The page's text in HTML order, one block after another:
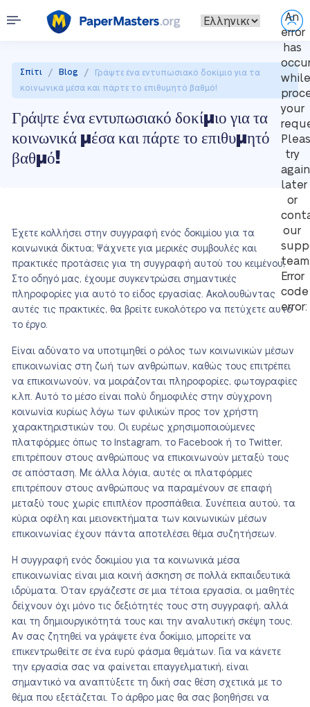
An
error
has
while
your
try
again
later
or
our
Error
code
error:
Σπίτι / Blog /
Γράψτε ένα εντυπωσιακό δοκίμιο για τα
κοινωνικά μέσα και πάρτε το επιθυμητό βαθμό!
Γράψτε ένα εντυπωσιακό δοκίμιο για τα
κοινωνικά μέσα και πάρτε το επιθυμητό
βαθμό!
Έχετε κολλήσει στην συγγραφή ενός δοκιμίου για τα
κοινωνικά δίκτυα; Ψάχνετε για μερικές συμβουλές και
πρακτικές προτάσεις για τη συγγραφή αυτού του κειμένου;
Στο οδηγό μας, έχουμε συγκεντρώσει σημαντικές
πληροφορίες για αυτό το είδος εργασίας. Ακολουθώντας
αυτές τις πρακτικές, θα βρείτε ευκολότερο να πετύχετε αυτό
το έργο.
Είναι αδύνατο να υποτιμηθεί ο ρόλος των κοινωνικών μέσων
επικοινωνίας στη ζωή των ανθρώπων, καθώς τους επιτρέπει
να επικοινωνούν, να μοιράζονται πληροφορίες, φωτογραφίες
κ.λπ. Αυτό το μέσο είναι πολύ δημοφιλές στην σύγχρονη
κοινωνία κυρίως λόγω των φιλικών προς τον χρήστη
χαρακτηριστικών του. Οι ευρέως χρησιμοποιούμενες
πλατφόρμες όπως το Instagram, το Facebook ή το Twitter,
επιτρέπουν στους ανθρώπους να επικοινωνούν μεταξύ τους
σε απόσταση. Με άλλα λόγια, αυτές οι πλατφόρμες
επιτρέπουν στους ανθρώπους να παραμένουν σε επαφή
μεταξύ τους χωρίς επιπλέον προσπάθεια. Συνέπεια αυτού, τα
κύρια οφέλη και μειονεκτήματα των κοινωνικών μέσων
επικοινωνίας έχουν πάντα αποτελέσει θέμα συζητήσεων.
Η συγγραφή ενός δοκιμίου για τα κοινωνικά μέσα
επικοινωνίας είναι μια κοινή άσκηση σε πολλά εκπαιδευτικά
ιδρύματα. Όταν εργάζεστε σε μια τέτοια εργασία, οι μαθητές
δείχνουν όχι μόνο τις δεξιότητές τους στη συγγραφή, αλλά
και τη δημιουργικότητά τους και την αναλυτική σκέψη τους.
Αν σας ζητηθεί να γράψετε ένα δοκίμιο, μπορείτε να
επικεντρωθείτε σε ένα ευρύ φάσμα θεμάτων. Για να κάνετε
την εργασία σας να φαίνεται επαγγελματική, είναι
σημαντικό να αναπτύξετε τη δική σας θέση σχετικά με το
θέμα που εξετάζεται. Το άρθρο μας θα σας βοηθήσει να